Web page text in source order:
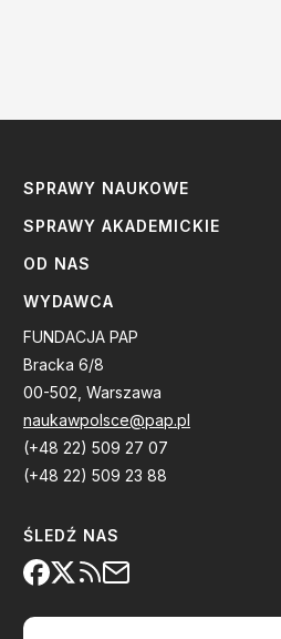
SPRAWY NAUKOWE
SPRAWY AKADEMICKIE
OD NAS
WYDAWCA
FUNDACJA PAP
Bracka 6/8
00-502, Warszawa
naukawpolsce@pap.pl
(+48 22) 509 27 07
(+48 22) 509 23 88
ŚLEDŹ NAS